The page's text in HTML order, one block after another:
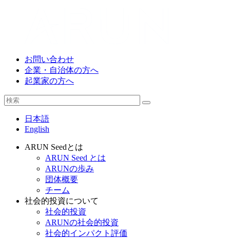
お問い合わせ
企業・自治体の方へ
起業家の方へ
日本語
English
ARUN Seedとは
ARUN Seed とは
ARUNの歩み
団体概要
チーム
社会的投資について
社会的投資
ARUNの社会的投資
社会的インパクト評価